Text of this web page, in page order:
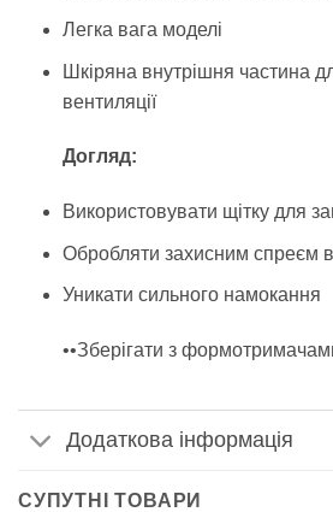
Легка вага моделі
Шкіряна внутрішня частина
вентиляції
Догляд:
Використовувати щітку для
Обробляти захисним спреєм
Уникати сильного намокання
••Зберігати з
Додаткова інформація
СУПУТНІ ТОВАРИ